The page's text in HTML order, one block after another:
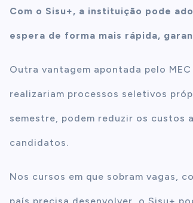
Com o Sisu+, a instituição pode
espera de forma mais rápida,
Outra vantagem apontada pelo
realizariam processos seletivos
semestre, podem reduzir os custos
candidatos.
Nos cursos em que sobram vagas,